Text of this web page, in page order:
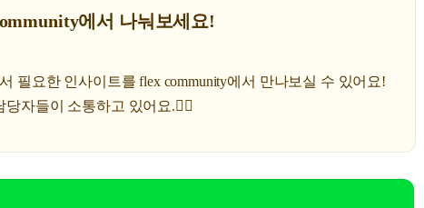
에서 나눠보세요!
필요한 인사이트를 flex community에서 만나보실 수 있어요!
자들이 소통하고 있어요.🤹‍♀️